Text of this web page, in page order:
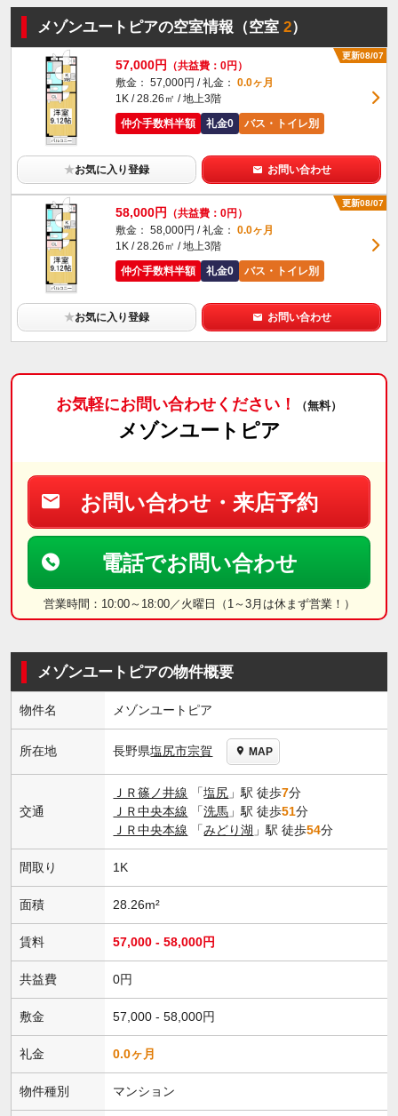
メゾンユートピアの空室情報（空室2）
更新08/07
57,000円
（共益費：0円）
敷金： 57,000円 / 礼金： 0.0ヶ月
1K / 28.26㎡ / 地上3階
仲介手数料半額
礼金0 バス・トイレ別
★お気に入り登録 お問い合わせ
更新08/07
58,000円
（共益費：0円）
敷金： 58,000円 / 礼金： 0.0ヶ月
1K / 28.26㎡ / 地上3階
仲介手数料半額
礼金0 バス・トイレ別
★お気に入り登録 お問い合わせ
お気軽にお問い合わせください！ （無料）
メゾンユートピア
お問い合わせ・来店予約
電話でお問い合わせ
営業時間：10:00～18:00／火曜日（1～3月は休まず営業！）
メゾンユートピアの物件概要
物件名 メゾンユートピア
所在地 長野県塩尻市宗賀 MAP
交通
ＪＲ篠ノ井線 「塩尻 」駅 徒歩7分
ＪＲ中央本線 「洗馬 」駅 徒歩51分
ＪＲ中央本線 「みどり湖 」駅 徒歩54分
間取り 1K
面積 28.26m²
賃料 57,000 - 58,000円
共益費 0円
敷金 57,000 - 58,000円
礼金 0.0ヶ月
物件種別 マンション